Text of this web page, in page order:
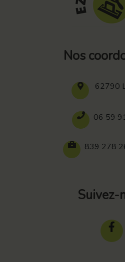
Nos
62790
06 59
839 278
Suivez-